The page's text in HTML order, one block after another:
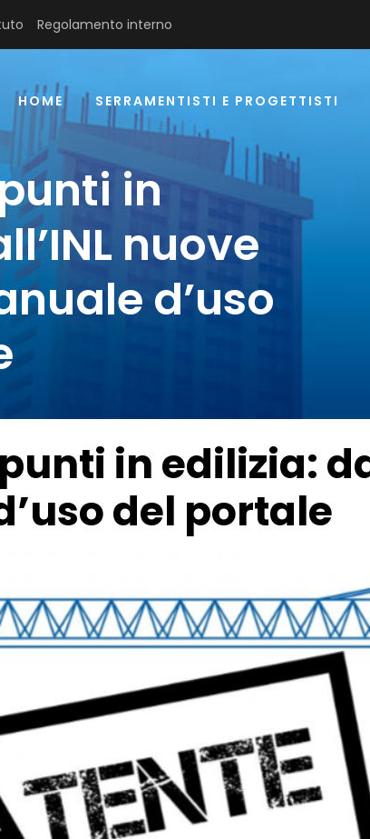
Regolamento interno
HOME SERRAMENTISTI E PROGETTISTI
in
nuove
d’uso
in edilizia:
del portale